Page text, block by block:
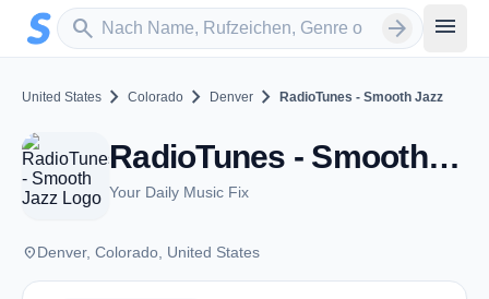
Zum Hauptinhalt springen
search
Sender suchen arrow_forward menu
United States chevron_right Colorado chevron_right Denver chevron_right RadioTunes - Smooth Jazz
RadioTunes - Smooth Jazz - Denver, CO
Your Daily Music Fix
placeDenver, Colorado, United States